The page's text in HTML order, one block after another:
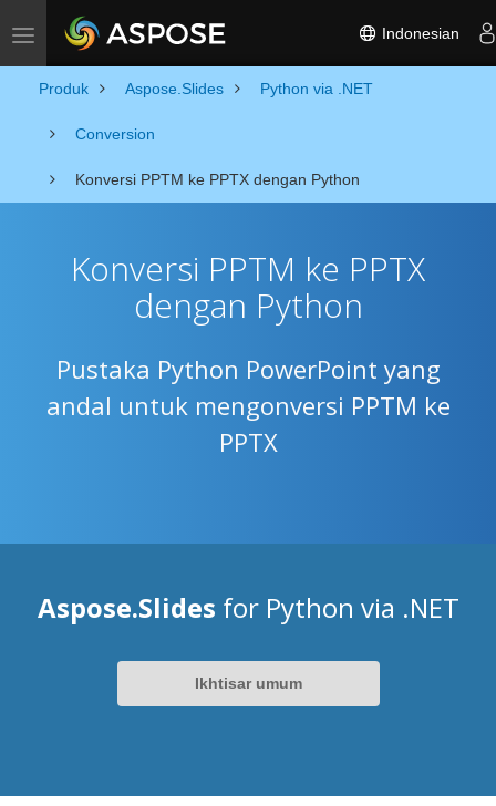
Toggle navigation Indonesian
Produk Aspose.Slides Python via .NET
Conversion
Konversi PPTM ke PPTX dengan Python
Konversi PPTM ke PPTX
dengan Python
Pustaka Python PowerPoint yang
andal untuk mengonversi PPTM ke
PPTX
Aspose.Slides for Python via .NET
Ikhtisar umum